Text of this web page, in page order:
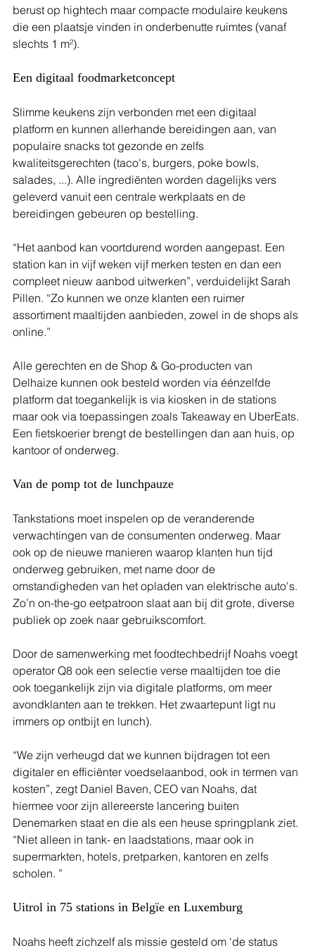
berust op hightech maar compacte modulaire keukens
die een plaatsje vinden in onderbenutte ruimtes (vanaf
slechts 1 m²).
Een digitaal foodmarketconcept
Slimme keukens zijn verbonden met een digitaal
platform en kunnen allerhande bereidingen aan, van
populaire snacks tot gezonde en zelfs
kwaliteitsgerechten (taco's, burgers, poke bowls,
salades, ...). Alle ingrediënten worden dagelijks vers
geleverd vanuit een centrale werkplaats en de
bereidingen gebeuren op bestelling.
“Het aanbod kan voortdurend worden aangepast. Een
station kan in vijf weken vijf merken testen en dan een
compleet nieuw aanbod uitwerken”, verduidelijkt Sarah
Pillen. “Zo kunnen we onze klanten een ruimer
assortiment maaltijden aanbieden, zowel in de shops als
online.”
Alle gerechten en de Shop & Go-producten van
Delhaize kunnen ook besteld worden via éénzelfde
platform dat toegankelijk is via kiosken in de stations
maar ook via toepassingen zoals Takeaway en UberEats.
Een fietskoerier brengt de bestellingen dan aan huis, op
kantoor of onderweg.
Van de pomp tot de lunchpauze
Tankstations moet inspelen op de veranderende
verwachtingen van de consumenten onderweg. Maar
ook op de nieuwe manieren waarop klanten hun tijd
onderweg gebruiken, met name door de
omstandigheden van het opladen van elektrische auto's.
Zo’n on-the-go eetpatroon slaat aan bij dit grote, diverse
publiek op zoek naar gebruikscomfort.
Door de samenwerking met foodtechbedrijf Noahs voegt
operator Q8 ook een selectie verse maaltijden toe die
ook toegankelijk zijn via digitale platforms, om meer
avondklanten aan te trekken. Het zwaartepunt ligt nu
immers op ontbijt en lunch).
“We zijn verheugd dat we kunnen bijdragen tot een
digitaler en efficiënter voedselaanbod, ook in termen van
kosten”, zegt Daniel Baven, CEO van Noahs, dat
hiermee voor zijn allereerste lancering buiten
Denemarken staat en die als een heuse springplank ziet.
“Niet alleen in tank- en laadstations, maar ook in
supermarkten, hotels, pretparken, kantoren en zelfs
scholen. ”
Uitrol in 75 stations in Belgïe en Luxemburg
Noahs heeft zichzelf als missie gesteld om ‘de status